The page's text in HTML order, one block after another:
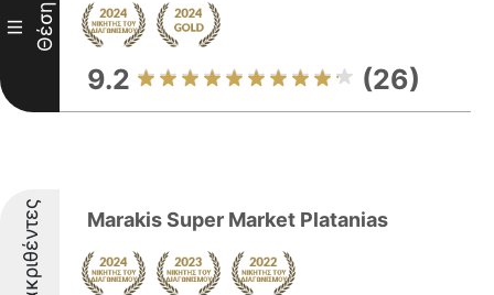
III Θέση
9.2 (26)
Διακριθέντες Marakis Super Market Platanias